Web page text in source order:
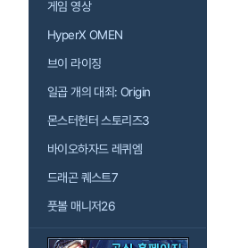
게임 영상
HyperX OMEN
브이 라이징
일곱 개의 대죄: Origin
몬스터헌터 스토리즈3
바이오하자드 레퀴엠
드래곤 퀘스트7
풋볼 매니저26